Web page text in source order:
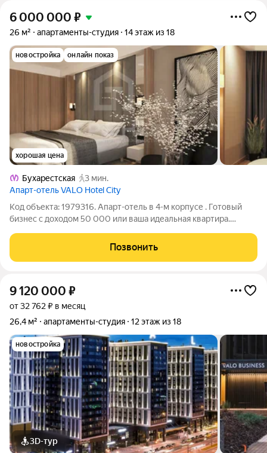
6 000 000 ₽
26 м² апартаменты-студия 14 этаж из 18
новостройка онлайн показ
хорошая цена
Бухарестская
3 мин.
Апарт-отель VALO Hotel City
Код объекта: 1979316. Апарт-отель в 4-м корпусе . Готовый
бизнес с доходом 50 000 или ваша идеальная квартира.
одном! Перед вами не просто квартира, а полностью готовый
бизнес-актив в составе
Позвонить
9 120 000 ₽
от 32 762 ₽ в месяц
26,4 м²
апартаменты-студия 12 этаж из 18
новостройка
3D-тур